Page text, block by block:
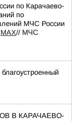
по Карачаево-
по
МЧС России
MAX// МЧС
В КАРАЧАЕВО-